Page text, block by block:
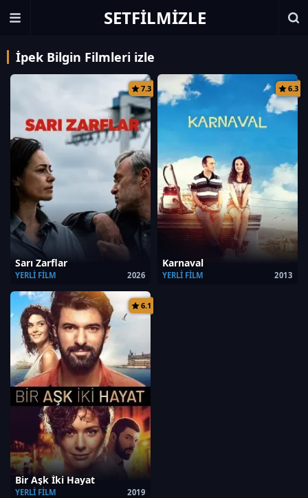
SETFILMIZLE
İpek Bilgin Filmleri izle
7.3
Sarı Zarflar
2026
YERLI FILM
6.3
Karnaval
2013
YERLI FILM
6.1
Bir Aşk İki Hayat
2019
YERLI FILM